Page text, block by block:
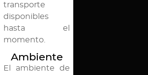
transporte
disponibles
hasta el
momento.
Ambiente
El ambiente de